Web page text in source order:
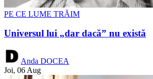
PE CE LUME TRĂIM
Universul lui „dar dacă” nu există
Anda DOCEA
Joi, 06 Aug